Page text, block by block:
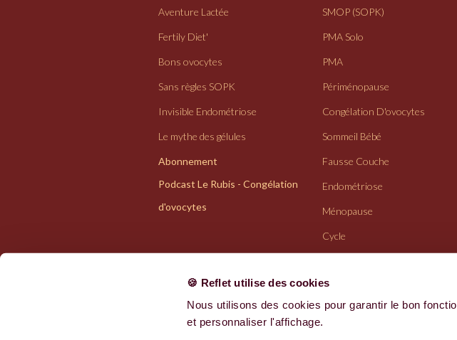
🍪 Reflet utilise des cookies
Nous utilisons des cookies pour garantir le bon
et personnaliser l'affichage.
Aventure Lactée
Fertily Diet'
Bons ovocytes
Sans règles SOPK
Invisible Endométriose
Le mythe des gélules
Abonnement
Podcast Le Rubis - Congélation
d'ovocytes
SMOP (SOPK)
PMA Solo
PMA
Périménopause
Congélation D'ovocytes
Sommeil Bébé
Fausse Couche
Endométriose
Ménopause
Cycle
Politiques de confidentialité